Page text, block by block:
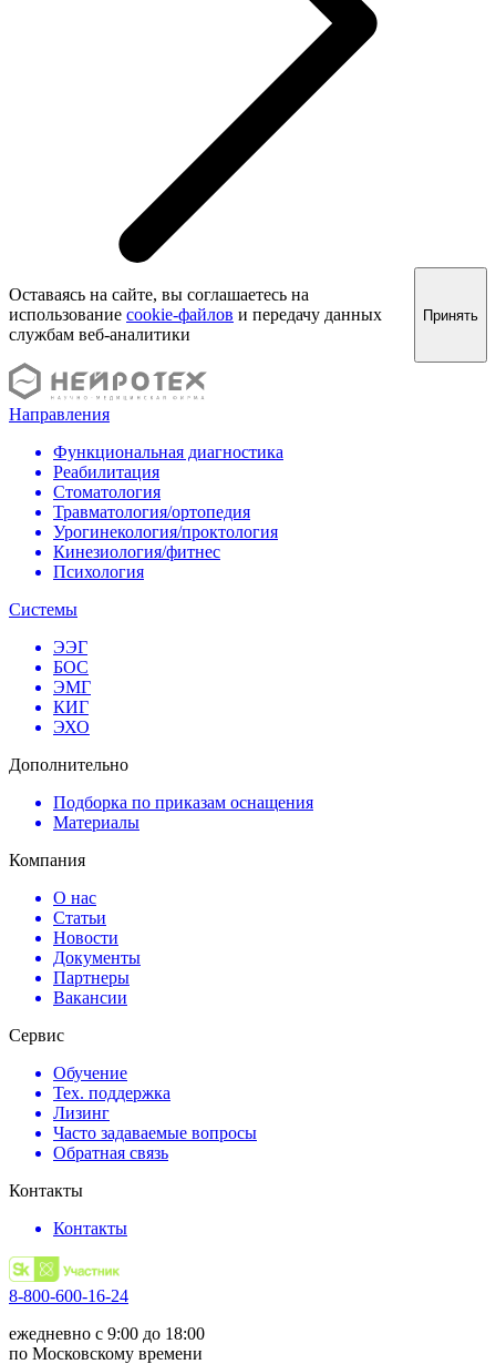
Оставаясь на сайте, вы соглашаетесь на
использование cookie-файлов и передачу данных
службам веб-аналитики
Принять
Направления
Функциональная диагностика
Реабилитация
Стоматология
Травматология/ортопедия
Урогинекология/проктология
Кинезиология/фитнес
Психология
Системы
ЭЭГ
БОС
ЭМГ
КИГ
ЭХО
Дополнительно
Подборка по приказам оснащения
Материалы
Компания
О нас
Статьи
Новости
Документы
Партнеры
Вакансии
Сервис
Обучение
Тех. поддержка
Лизинг
Часто задаваемые вопросы
Обратная связь
Контакты
Контакты
8-800-600-16-24
ежедневно с 9:00 до 18:00
по Московскому времени